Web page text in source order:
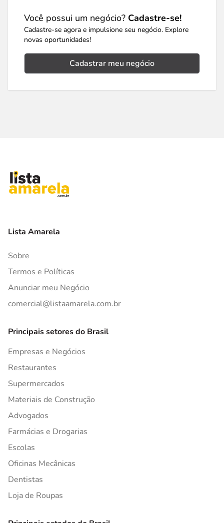
Você possui um negócio? Cadastre-se!
Cadastre-se agora e impulsione seu negócio. Explore
novas oportunidades!
Cadastrar meu negócio
Lista Amarela
Sobre
Termos e Políticas
Anunciar meu Negócio
comercial@listaamarela.com.br
Principais setores do Brasil
Empresas e Negócios
Restaurantes
Supermercados
Materiais de Construção
Advogados
Farmácias e Drogarias
Escolas
Oficinas Mecânicas
Dentistas
Loja de Roupas